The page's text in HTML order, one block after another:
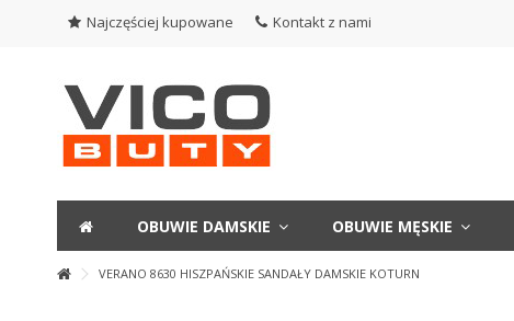
Najczęściej kupowane Kontakt z nami
OBUWIE DAMSKIE OBUWIE MĘSKIE
VERANO 8630 HISZPAŃSKIE SANDAŁY DAMSKIE KOTURN